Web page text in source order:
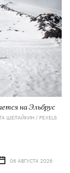
на Эльбрус
ШЕЛАЙКИН / PEXELS
06 АВГУСТА 2026